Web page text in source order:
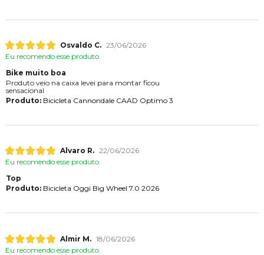
Osvaldo C. 23/06/2026
Eu recomendo esse produto.
Bike muito boa
Produto veio na caixa levei para montar ficou
sensacional
Produto:Bicicleta Cannondale CAAD Optimo 3
Alvaro R. 22/06/2026
Eu recomendo esse produto.
Top
Produto:Bicicleta Oggi Big Wheel 7.0 2026
Almir M. 18/06/2026
Eu recomendo esse produto.